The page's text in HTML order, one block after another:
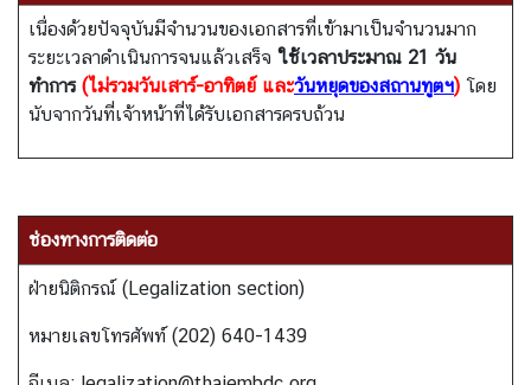
เนื่องด้วยปัจจุบันมีจำนวนของเอกสารที่เข้ามาเป็นจำนวนมาก
ระยะเวลาดำเนินการจนแล้วเสร็จ ใช้เวลาประมาณ 21 วัน
ทำการ (ไม่รวมวันเสาร์-อาทิตย์ และวันหยุดของสถานทูตฯ) โดย
นับจากวันที่เจ้าหน้าที่ได้รับเอกสารครบถ้วน
ช่องทางการติดต่อ
ฝ่ายนิติกรณ์ (Legalization section)
หมายเลขโทรศัพท์ (202) 640-1439